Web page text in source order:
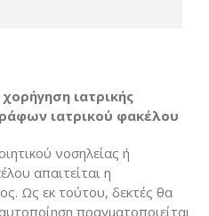
χορήγηση ιατρικής
ιατρικού φακέλου
νοσηλείας ή
απαιτείται η
Ως εκ τούτου, δεκτές θα
πραγματοποιείται